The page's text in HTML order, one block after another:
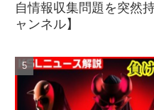
自情報収集問題を突然
ャンネル】